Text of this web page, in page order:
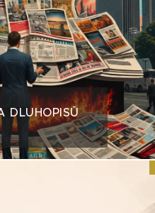
DLUHOPISŮ